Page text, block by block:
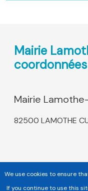
Mairie
coordonnées
Mairie
82500 LAMOTHE
We use cookies to ensure
If you continue to use this